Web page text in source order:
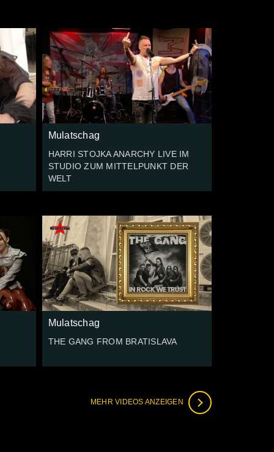
Mulatschag
HARRI STOJKA ANARCHY LIVE IM
STUDIO ZUM MITTELPUNKT DER
WELT
Mulatschag
THE GANG FROM BRATISLAVA
MEHR VIDEOS ANZEIGEN